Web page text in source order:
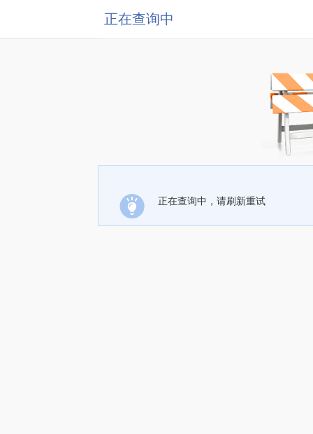
正在查询中
正在查询中，请刷新重试